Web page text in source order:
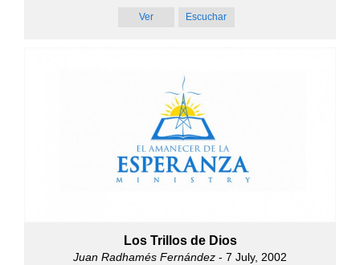
Ver Escuchar
Los Trillos de Dios
Juan Radhamés Fernández - 7 July, 2002